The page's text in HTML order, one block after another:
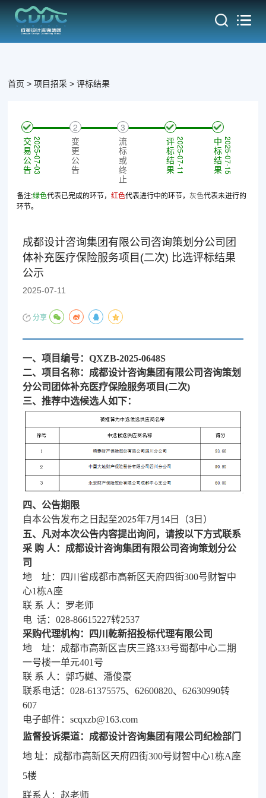
首页 项目招采 评标结果
1
交
易
公
告 2025-07-03
2
变
更
公
告
3
流
标
或
终
止
4
评
标
结
果 2025-07-11
5
中
标
结
果 2025-07-15
备注:绿色代表已完成的环节，红色代表进行中的环节，灰色代表未进行的
环节。
成都设计咨询集团有限公司咨询策划分公司团
体补充医疗保险服务项目(二次) 比选评标结果
公示
2025-07-11
分享
一、项目编号：QXZB-2025-0648S
二、项目名称： 成都设计咨询集团有限公司咨询策划
分公司团体补充医疗保险服务项目(二次)
三、推荐中选候选人如下：
四、公告期限
自本公告发布之日起至2025年7月 14 日（3 日）
五、凡对本次公告内容提出询问，请按以下方式联系
采 购 人： 成都设计咨询集团有限公司咨询策划分公
司
地
址：四川省成都市高新区天府四街300号财智中
心1栋A座
联 系 人： 罗老师
电 话：028-86615227转2537
采购代理机构：四川乾新招投标代理有限公司
地
址： 成都市高新区吉庆三路333号蜀都中心二期
一号楼一单元401号
联 系 人：郭巧樾、 潘俊豪
联系电话：028-61375575、62600820、62630990转
607
电子邮件：scqxzb@163.com
监督投诉渠道：成都设计咨询集团有限公司纪检部门
地 址：成都市高新区天府四街300号财智中心1栋A座
5楼
联系人：赵老师